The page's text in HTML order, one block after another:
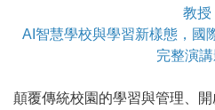
教授
AI智慧學校與學習新樣態，國
完整演
顛覆傳統校園的學習與管理、